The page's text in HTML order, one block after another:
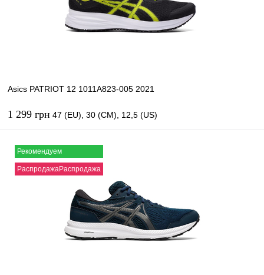
Asics PATRIOT 12 1011A823-005 2021
1 299 грн 47 (EU), 30 (CM), 12,5 (US)
Рекомендуем
РаспродажаРаспродажа